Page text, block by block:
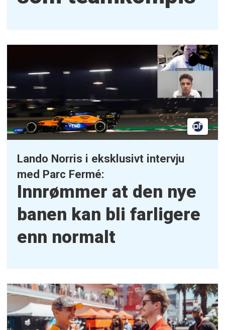
Lando Norris i eksklusivt intervju
med Parc Fermé:
Innrømmer at den nye
banen kan bli farligere
enn normalt